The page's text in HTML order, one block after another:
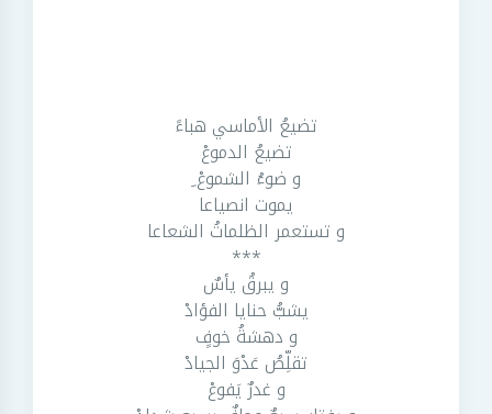
تضيعُ الأماسي هباءً
تضيعُ الدموعْ
و ضوءُ الشموعْ ِ
يموت انصياعا
و تستعمر الظلماتُ الشعاعا
***
و يبرقُ يأسٌ
يشبُّ حنايا الفؤادْ
و دهشةُ خوفٍ
تقلِّصُ عَدْوَ الجيادْ
و غدرٌ يَفوعْ